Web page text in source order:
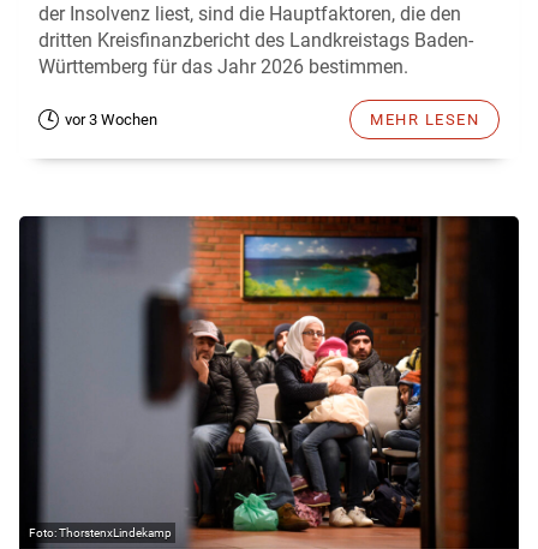
der Insolvenz liest, sind die Hauptfaktoren, die den
dritten Kreisfinanzbericht des Landkreistags Baden-
Württemberg für das Jahr 2026 bestimmen.
vor 3 Wochen MEHR LESEN
ThorstenxLindekamp